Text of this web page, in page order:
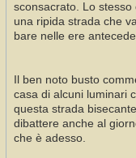
sconsacrato. Lo
una ripida strada che
bare nelle ere
Il ben noto busto
casa di alcuni luminari
questa strada
dibattere anche al
che è adesso.